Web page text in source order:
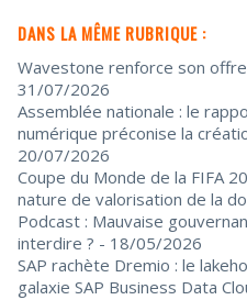
DANS LA MÊME RUBRIQUE :
Wavestone renforce son
31/07/2026
Assemblée nationale : le
numérique préconise la
20/07/2026
Coupe du Monde de la FIFA
nature de valorisation de la
Podcast : Mauvaise
interdire ? - 18/05/2026
SAP rachète Dremio : le
galaxie SAP Business Data